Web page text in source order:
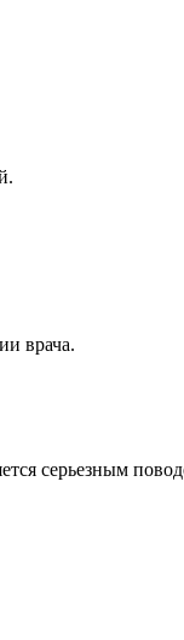
врача.
серьезным